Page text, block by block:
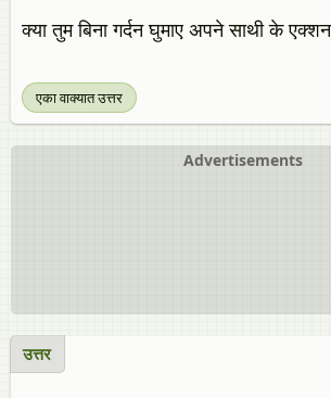
क्या तुम बिना गर्दन घुमाए अपने साथी के
एका वाक्यात उत्तर
Advertisements
उत्तर